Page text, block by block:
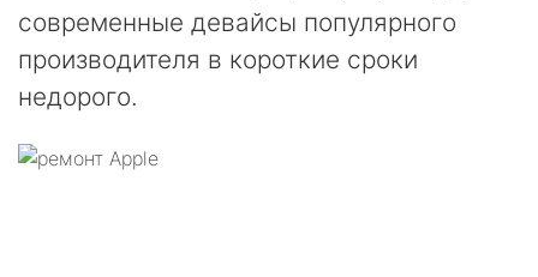
современные девайсы популярного
производителя в короткие сроки
недорого.